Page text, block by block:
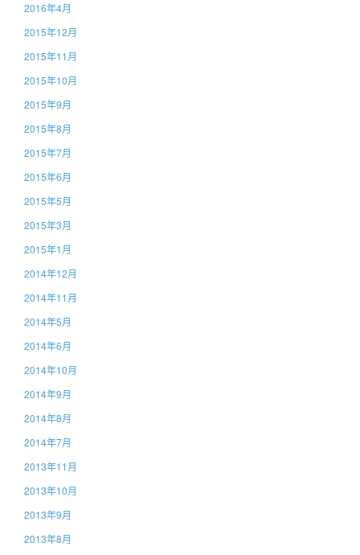
2016年4月
2015年12月
2015年11月
2015年10月
2015年9月
2015年8月
2015年7月
2015年6月
2015年5月
2015年3月
2015年1月
2014年12月
2014年11月
2014年5月
2014年6月
2014年10月
2014年9月
2014年8月
2014年7月
2013年11月
2013年10月
2013年9月
2013年8月